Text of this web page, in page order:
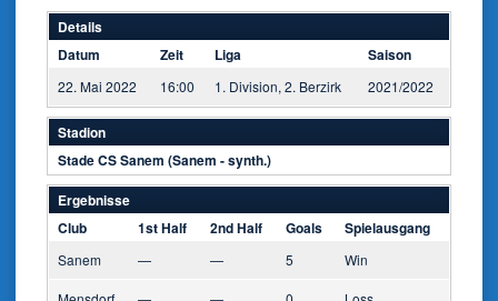
Details
Datum
Zeit Liga Saison
22. Mai 2022 16:00 1. Division, 2. Berzirk 2021/2022
Stadion
Stade CS Sanem (Sanem - synth.)
Ergebnisse
Club
1st Half 2nd Half Goals Spielausgang
Sanem — — 5 Win